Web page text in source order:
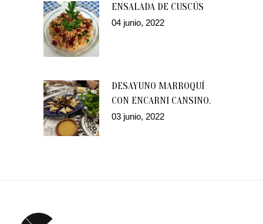
ENSALADA DE CUSCÚS
04 junio, 2022
DESAYUNO MARROQUÍ
CON ENCARNI CANSINO.
03 junio, 2022